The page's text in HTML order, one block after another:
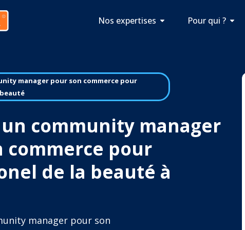
Nos expertises Pour qui ?
manager pour son commerce pour
community manager
commerce pour
de la beauté à
manager pour son